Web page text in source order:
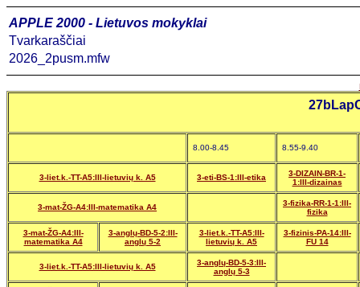
APPLE 2000 - Lietuvos mokyklai
Tvarkaraščiai
2026_2pusm.mfw
8.00-8.45 8.55-9.40
3-liet.k.-TT-A5:III-lietuvių k. A5 3-eti-BS-1:III-etika
3-DIZAIN-BR-1-
1:III-dizainas
3-mat-ŽG-A4:III-matematika A4
3-fizika-RR-1-1:III-
fizika
3-mat-ŽG-A4:III-
matematika A4
3-anglų-BD-5-2:III-
anglų 5-2
3-liet.k.-TT-A5:III-
lietuvių k. A5
3-fizinis-PA-14:III-
FU 14
3-liet.k.-TT-A5:III-lietuvių k. A5
3-anglų-BD-5-3:III-
anglų 5-3